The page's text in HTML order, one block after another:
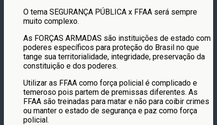
O tema SEGURANÇA PÚBLICA x FFAA será sempre
muito complexo.
As FORÇAS ARMADAS são instituições de estado com
poderes específicos para proteção do Brasil no que
tange sua territorialidade, integridade, preservação da
constituição e dos poderes.
Utilizar as FFAA como força policial é complicado e
temeroso pois partem de premissas diferentes. As
FFAA são treinadas para matar e não para coibir crimes
ou manter o estado de segurança e paz como força
policial.